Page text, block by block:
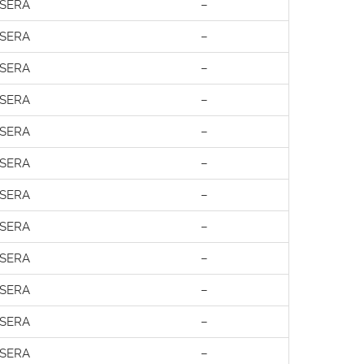
–
–
–
–
–
–
–
–
–
–
–
–